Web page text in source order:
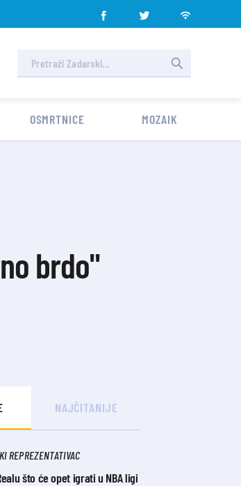
OSMRTNICE MOZAIK
brdo"
NAJČITANIJE
REPREZENTATIVAC
što će opet igrati u NBA ligi